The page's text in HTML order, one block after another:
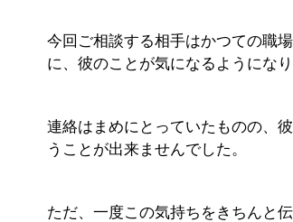
今回ご相談する相手はかつての職
に、彼のことが気になるようになり
連絡はまめにとっていたものの、
うことが出来ませんでした。
ただ、一度この気持ちをきちんと